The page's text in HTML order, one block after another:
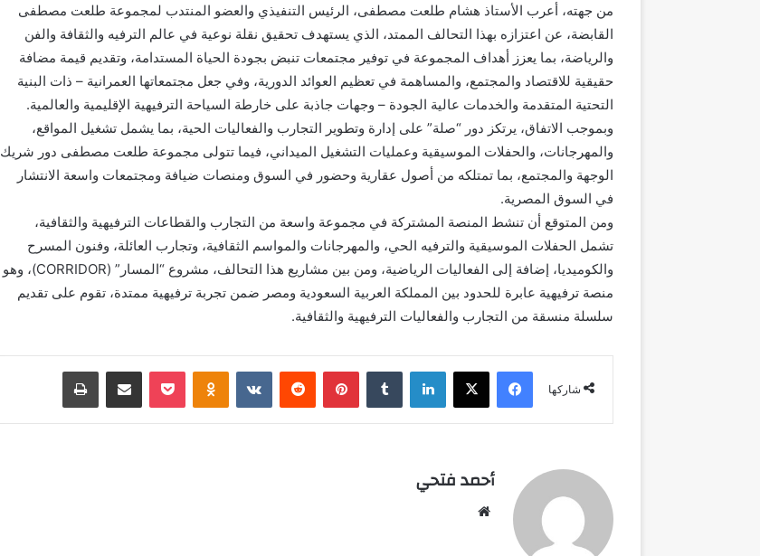
من جهته، أعرب الأستاذ هشام طلعت مصطفى، الرئيس التنفيذي والعضو المنتدب لمجموعة طلعت مصطفى
القابضة، عن اعتزازه بهذا التحالف الممتد، الذي يستهدف تحقيق نقلة نوعية في عالم الترفيه والثقافة والفن
والرياضة، بما يعزز أهداف المجموعة في توفير مجتمعات تنبض بجودة الحياة المستدامة، وتقديم قيمة مضافة
حقيقية للاقتصاد والمجتمع، والمساهمة في تعظيم العوائد الدورية، وفي جعل مجتمعاتها العمرانية – ذات البنية
التحتية المتقدمة والخدمات عالية الجودة – وجهات جاذبة على خارطة السياحة الترفيهية الإقليمية والعالمية.
وبموجب الاتفاق، يرتكز دور “صلة” على إدارة وتطوير التجارب والفعاليات الحية، بما يشمل تشغيل المواقع،
والمهرجانات، والحفلات الموسيقية وعمليات التشغيل الميداني، فيما تتولى مجموعة طلعت مصطفى دور شريك
الوجهة والمجتمع، بما تمتلكه من أصول عقارية وحضور في السوق ومنصات ضيافة ومجتمعات واسعة الانتشار
في السوق المصرية.
ومن المتوقع أن تنشط المنصة المشتركة في مجموعة واسعة من التجارب والقطاعات الترفيهية والثقافية،
تشمل الحفلات الموسيقية والترفيه الحي، والمهرجانات والمواسم الثقافية، وتجارب العائلة، وفنون المسرح
والكوميديا، إضافة إلى الفعاليات الرياضية، ومن بين مشاريع هذا التحالف، مشروع “المسار” (CORRIDOR)، وهو
منصة ترفيهية عابرة للحدود بين المملكة العربية السعودية ومصر ضمن تجربة ترفيهية ممتدة، تقوم على تقديم
سلسلة منسقة من التجارب والفعاليات الترفيهية والثقافية.
شاركها
فيسبوك ‫X لينكدإن بينتيريست Odnoklassniki
‫Pocket مشاركة عبر البريد طباعة
أحمد فتحي